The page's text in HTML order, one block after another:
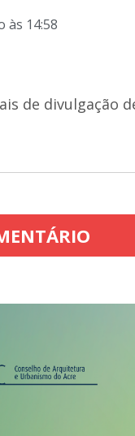
às 14:58
de divulgação